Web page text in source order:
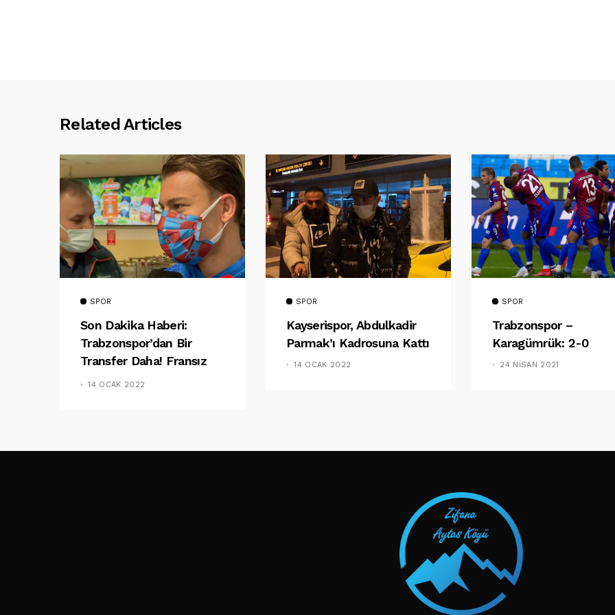
Related Articles
SPOR
Son Dakika Haberi:
Trabzonspor’dan Bir
Transfer Daha! Fransız
Basını Duyurdu
14 OCAK 2022
SPOR
Kayserispor, Abdulkadir
Parmak’ı Kadrosuna Kattı
14 OCAK 2022
SPOR
Trabzonspor –
Karagümrük: 2-0
24 NISAN 2021
TAKIP ET